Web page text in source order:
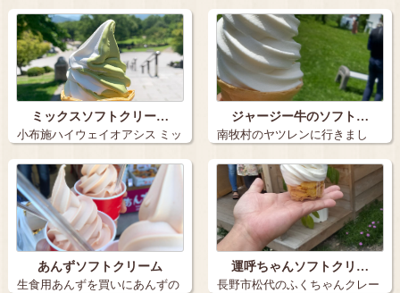
田中駅近…
なので、…
ミックスソフトクリー…
小布施ハイウェイオアシス ミッ
クスソフ…
ジャージー牛のソフト…
南牧村のヤツレンに行きまし
た。 ジャー…
あんずソフトクリーム
生食用あんずを買いにあんずの
運呼ちゃんソフトクリ…
長野市松代のふくちゃんクレー